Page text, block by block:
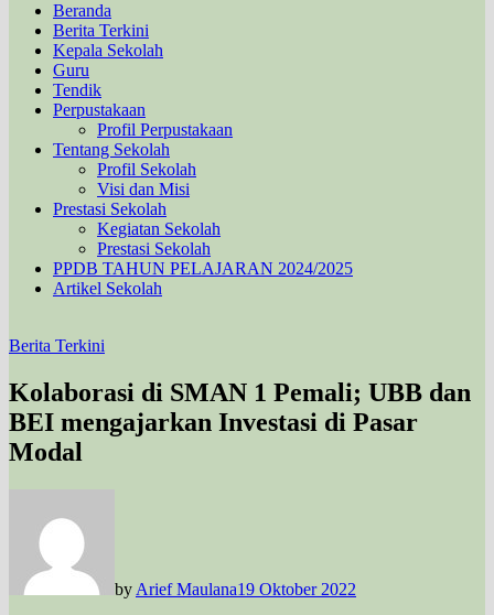
Beranda
Berita Terkini
Kepala Sekolah
Guru
Tendik
Perpustakaan
Profil Perpustakaan
Tentang Sekolah
Profil Sekolah
Visi dan Misi
Prestasi Sekolah
Kegiatan Sekolah
Prestasi Sekolah
PPDB TAHUN PELAJARAN 2024/2025
Artikel Sekolah
Berita Terkini
Kolaborasi di SMAN 1 Pemali; UBB dan
BEI mengajarkan Investasi di Pasar
Modal
by Arief Maulana19 Oktober 2022